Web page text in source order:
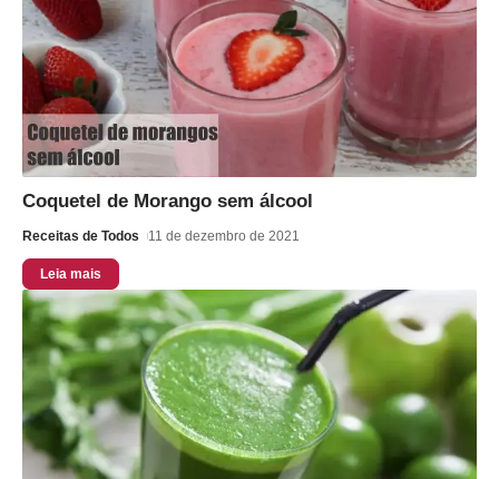
Coquetel de Morango sem álcool
Receitas de Todos 11 de dezembro de 2021
Leia mais